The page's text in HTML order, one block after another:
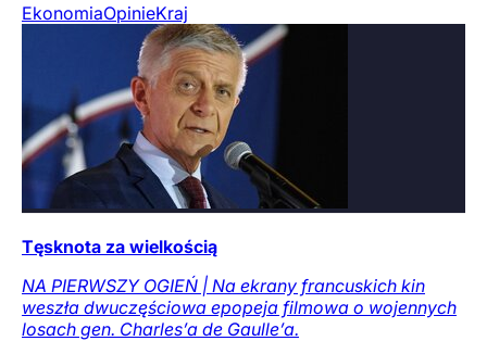
EkonomiaOpinieKraj
Tęsknota za wielkością
NA PIERWSZY OGIEŃ | Na ekrany francuskich kin
weszła dwuczęściowa epopeja filmowa o wojennych
losach gen. Charles’a de Gaulle’a.